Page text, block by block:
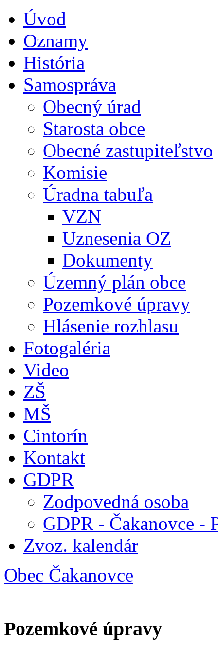
Úvod
Oznamy
História
Samospráva
Obecný úrad
Starosta obce
Obecné zastupiteľstvo
Komisie
Úradna tabuľa
VZN
Uznesenia OZ
Dokumenty
Územný plán obce
Pozemkové úpravy
Hlásenie rozhlasu
Fotogaléria
Video
ZŠ
MŠ
Cintorín
Kontakt
GDPR
Zodpovedná osoba
GDPR - Čakanovce -
Zvoz. kalendár
Obec Čakanovce
Pozemkové úpravy